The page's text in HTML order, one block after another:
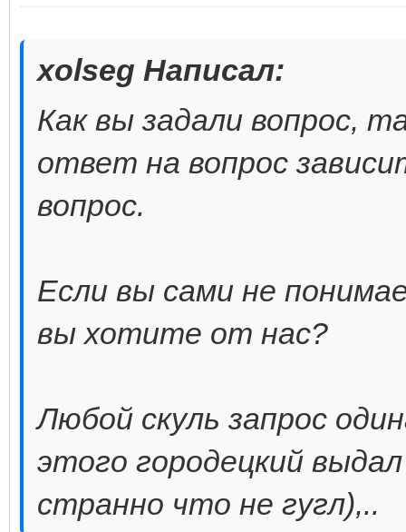
xolseg Написал:
Как вы задали вопрос,
ответ на вопрос
вопрос.
Если вы сами не
вы хотите от нас?
Любой скуль запрос
этого городецкий
странно что не гугл),..